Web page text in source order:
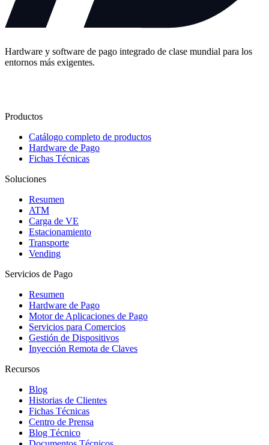
Hardware y software de pago integrado de clase mundial para los
entornos más exigentes.
Productos
Catálogo completo de productos
Hardware de Pago
Fichas Técnicas
Soluciones
Resumen
ATM
Carga de VE
Estacionamiento
Transporte
Vending
Servicios de Pago
Resumen
Hardware de Pago
Motor de Aplicaciones de Pago
Servicios para Comercios
Gestión de Dispositivos
Inyección Remota de Claves
Recursos
Blog
Historias de Clientes
Fichas Técnicas
Centro de Prensa
Blog Técnico